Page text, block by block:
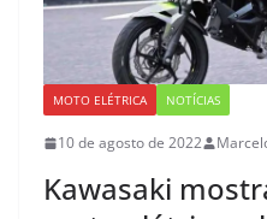
MOTO ELÉTRICA NOTÍCIAS
10 de agosto de 2022
Kawasaki